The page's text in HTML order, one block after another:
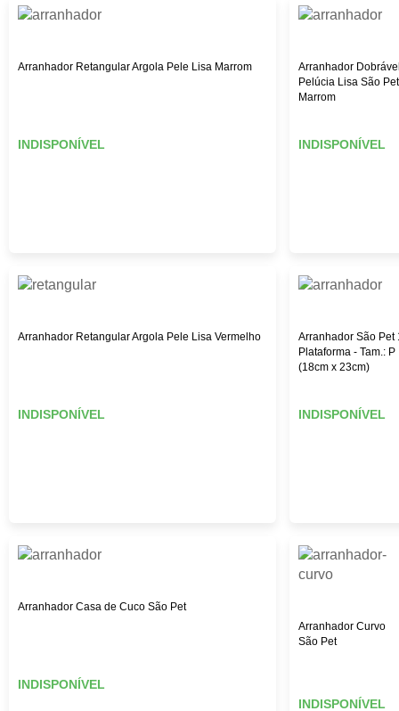
Arranhador Retangular Argola Pele Lisa Marrom
INDISPONÍVEL
Arranhador
Pelúcia Lisa São
Marrom
INDISPONÍVEL
Arranhador Retangular Argola Pele Lisa Vermelho
INDISPONÍVEL
Arranhador São Pet
Plataforma - Tam.: P
(18cm x 23cm)
INDISPONÍVEL
Arranhador Casa de Cuco São Pet
INDISPONÍVEL
Arranhador Curvo
São Pet
INDISPONÍVEL